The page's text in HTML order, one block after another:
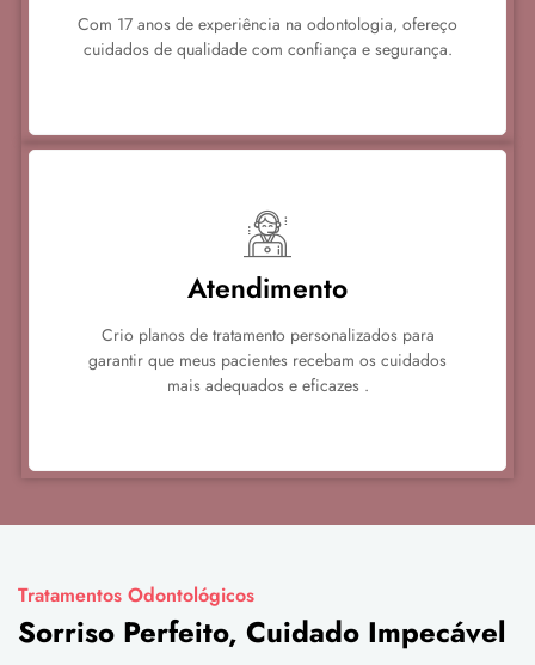
Com 17 anos de experiência na odontologia, ofereço
cuidados de qualidade com confiança e segurança.
Atendimento
Crio planos de tratamento personalizados para
garantir que meus pacientes recebam os cuidados
mais adequados e eficazes .
Tratamentos Odontológicos
Sorriso Perfeito, Cuidado Impecável